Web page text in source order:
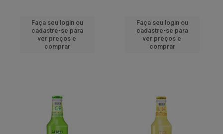
Faça seu login ou
cadastre-se para
ver preços e
comprar
Faça seu login ou
cadastre-se para
ver preços e
comprar